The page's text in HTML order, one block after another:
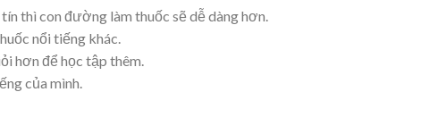
thì con đường làm thuốc sẽ dễ dàng hơn.
nổi tiếng khác.
hơn để học tập thêm.
của mình.